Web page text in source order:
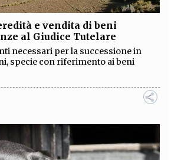
e vendita di beni
al Giudice Tutelare
necessari per la successione in
specie con riferimento ai beni